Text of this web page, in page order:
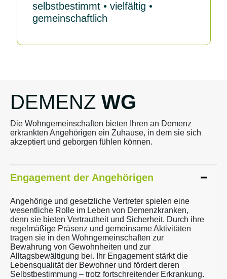
selbstbestimmt • vielfältig •
gemeinschaftlich
DEMENZ WG
Die Wohngemeinschaften bieten Ihren an Demenz
erkrankten Angehörigen ein Zuhause, in dem sie sich
akzeptiert und geborgen fühlen können.
Engagement der Angehörigen
Angehörige und gesetzliche Vertreter spielen eine
wesentliche Rolle im Leben von Demenzkranken,
denn sie bieten Vertrautheit und Sicherheit. Durch ihre
regelmäßige Präsenz und gemeinsame Aktivitäten
tragen sie in den Wohngemeinschaften zur
Bewahrung von Gewohnheiten und zur
Alltagsbewältigung bei. Ihr Engagement stärkt die
Lebensqualität der Bewohner und fördert deren
Selbstbestimmung – trotz fortschreitender Erkrankung.